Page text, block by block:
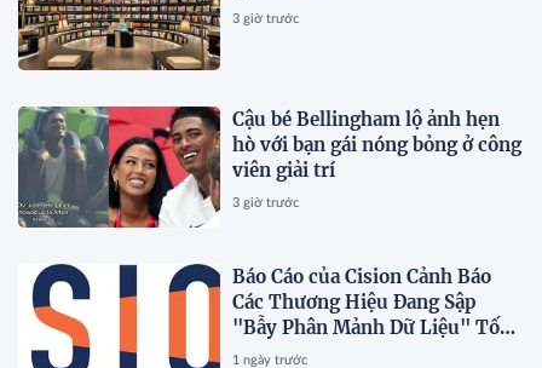
3 giờ trước
Cậu bé Bellingham lộ ảnh hẹn
hò với bạn gái nóng bỏng ở công
viên giải trí
3 giờ trước
Báo Cáo của Cision Cảnh Báo
Các Thương Hiệu Đang Sập
"Bẫy Phân Mảnh Dữ Liệu" Tốn
Kém
1 ngày trước